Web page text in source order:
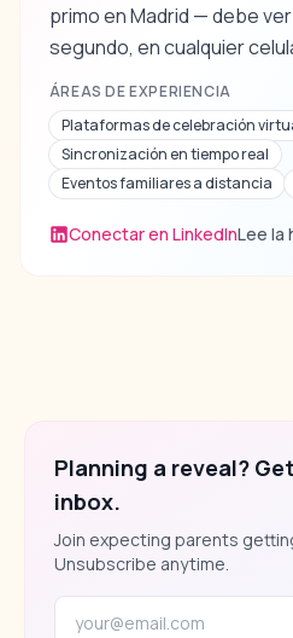
primo en Madrid — debe
segundo, en cualquier
ÁREAS DE EXPERIENCIA
Plataformas de celebración
Sincronización en tiempo real
Eventos familiares a distancia
Conectar en LinkedInLee la
Planning a reveal?
inbox.
Join expecting parents
Unsubscribe anytime.